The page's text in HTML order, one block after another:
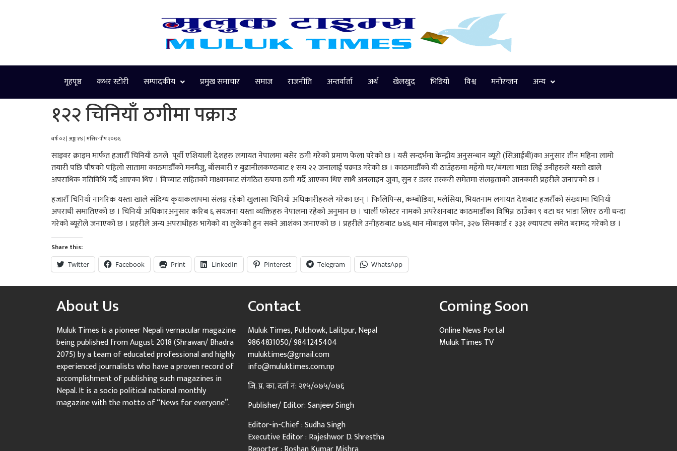
गृहपृष्ठ कभर स्टोरी सम्पादकीय प्रमुख समाचार समाज राजनीति अन्तर्वार्ता अर्थ खेलखुद भिडियो विश्व मनोरन्जन अन्य
१२२ चिनियाँ ठगीमा पक्राउ
वर्षः ०२ | अङ्कः १४ | मंसिर-पौष २०७६
साइवर क्राइम मार्फत हजारौँ चिनियाँ ठगले पूर्वी एशियाली देशहरु लगायत नेपालमा बसेर ठगी गरेको प्रमाण फेला परेको छ । यसै सन्दर्भमा केन्द्रीय अनुसन्धान व्यूरो (सिआईबी)का अनुसार तीन महिना लामो
तयारी पछि पौषको पहिलो सातामा काठमाडौँको मनमैजु, बाँसबारी र बुढानीलकण्ठबाट १ सय २२ जनालाई पक्राउ गरेको छ । काठमाडौँको यी ठाउँहरुमा महँगो घर/बंगला भाडा लिई उनीहरुले यस्तो खाले
अपराधिक गतिविधि गर्दै आएका थिए । विच्याट सहितको माध्यमबाट संगठित रुपमा ठगी गर्दै आएका थिए साथै अनलाइन जुवा, सुन र डलर तस्करी समेतमा संलग्नताको जानकारी प्रहरीले जनाएको छ ।
हजारौँ चिनियाँ नागरिक यस्ता खाले संदिग्ध कृयाकलापमा संलग्न रहेको खुलासा चिनियाँ अधिकारीहरुले गरेका छन् । फिलिपिन्स, कम्बोडिया, मलेसिया, भियतनाम लगायत देशबाट हजरौँको संख्यामा चिनियाँ
अपराधी समातिएको छ । चिनियाँ अधिकारअनुसार करिब ६ सयजना यस्ता व्यक्तिहरु नेपालमा रहेको अनुमान छ । चार्ली फोस्टर नामको अपरेशनबाट काठमाडौँका विभिन्न ठाउँका ९ वटा घर भाडा लिएर ठगी धन्दा
गरेको ब्यूरोले जनाएको छ । प्रहरीले अन्य अपराधीहरु भागेको वा लुकेको हुन सक्ने आशंका जनाएको छ । प्रहरीले उनीहरुबाट ७४६ थान मोबाइल फोन, ३२७ सिमकार्ड र ३३१ ल्यापटप समेत बरामद गरेको छ ।
Share this:
Twitter Facebook Print LinkedIn Pinterest Telegram WhatsApp
About Us
Muluk Times is a pioneer Nepali vernacular magazine
being published from August 2018 (Shrawan/ Bhadra
2075) by a team of educated professional and highly
experienced journalists who have a proven record of
accomplishment of publishing such magazines in
Nepal. It is a socio political national monthly
magazine with the motto of “News for everyone”.
Contact
Muluk Times, Pulchowk, Lalitpur, Nepal
9864831050/ 9841245404
muluktimes@gmail.com
info@muluktimes.com.np
जि. प्र. का. दर्ता न: २१५/०७५/०७६
Publisher/ Editor: Sanjeev Singh
Editor-in-Chief : Sudha Singh
Executive Editor : Rajeshwor D. Shrestha
Coming Soon
Online News Portal
Muluk Times TV